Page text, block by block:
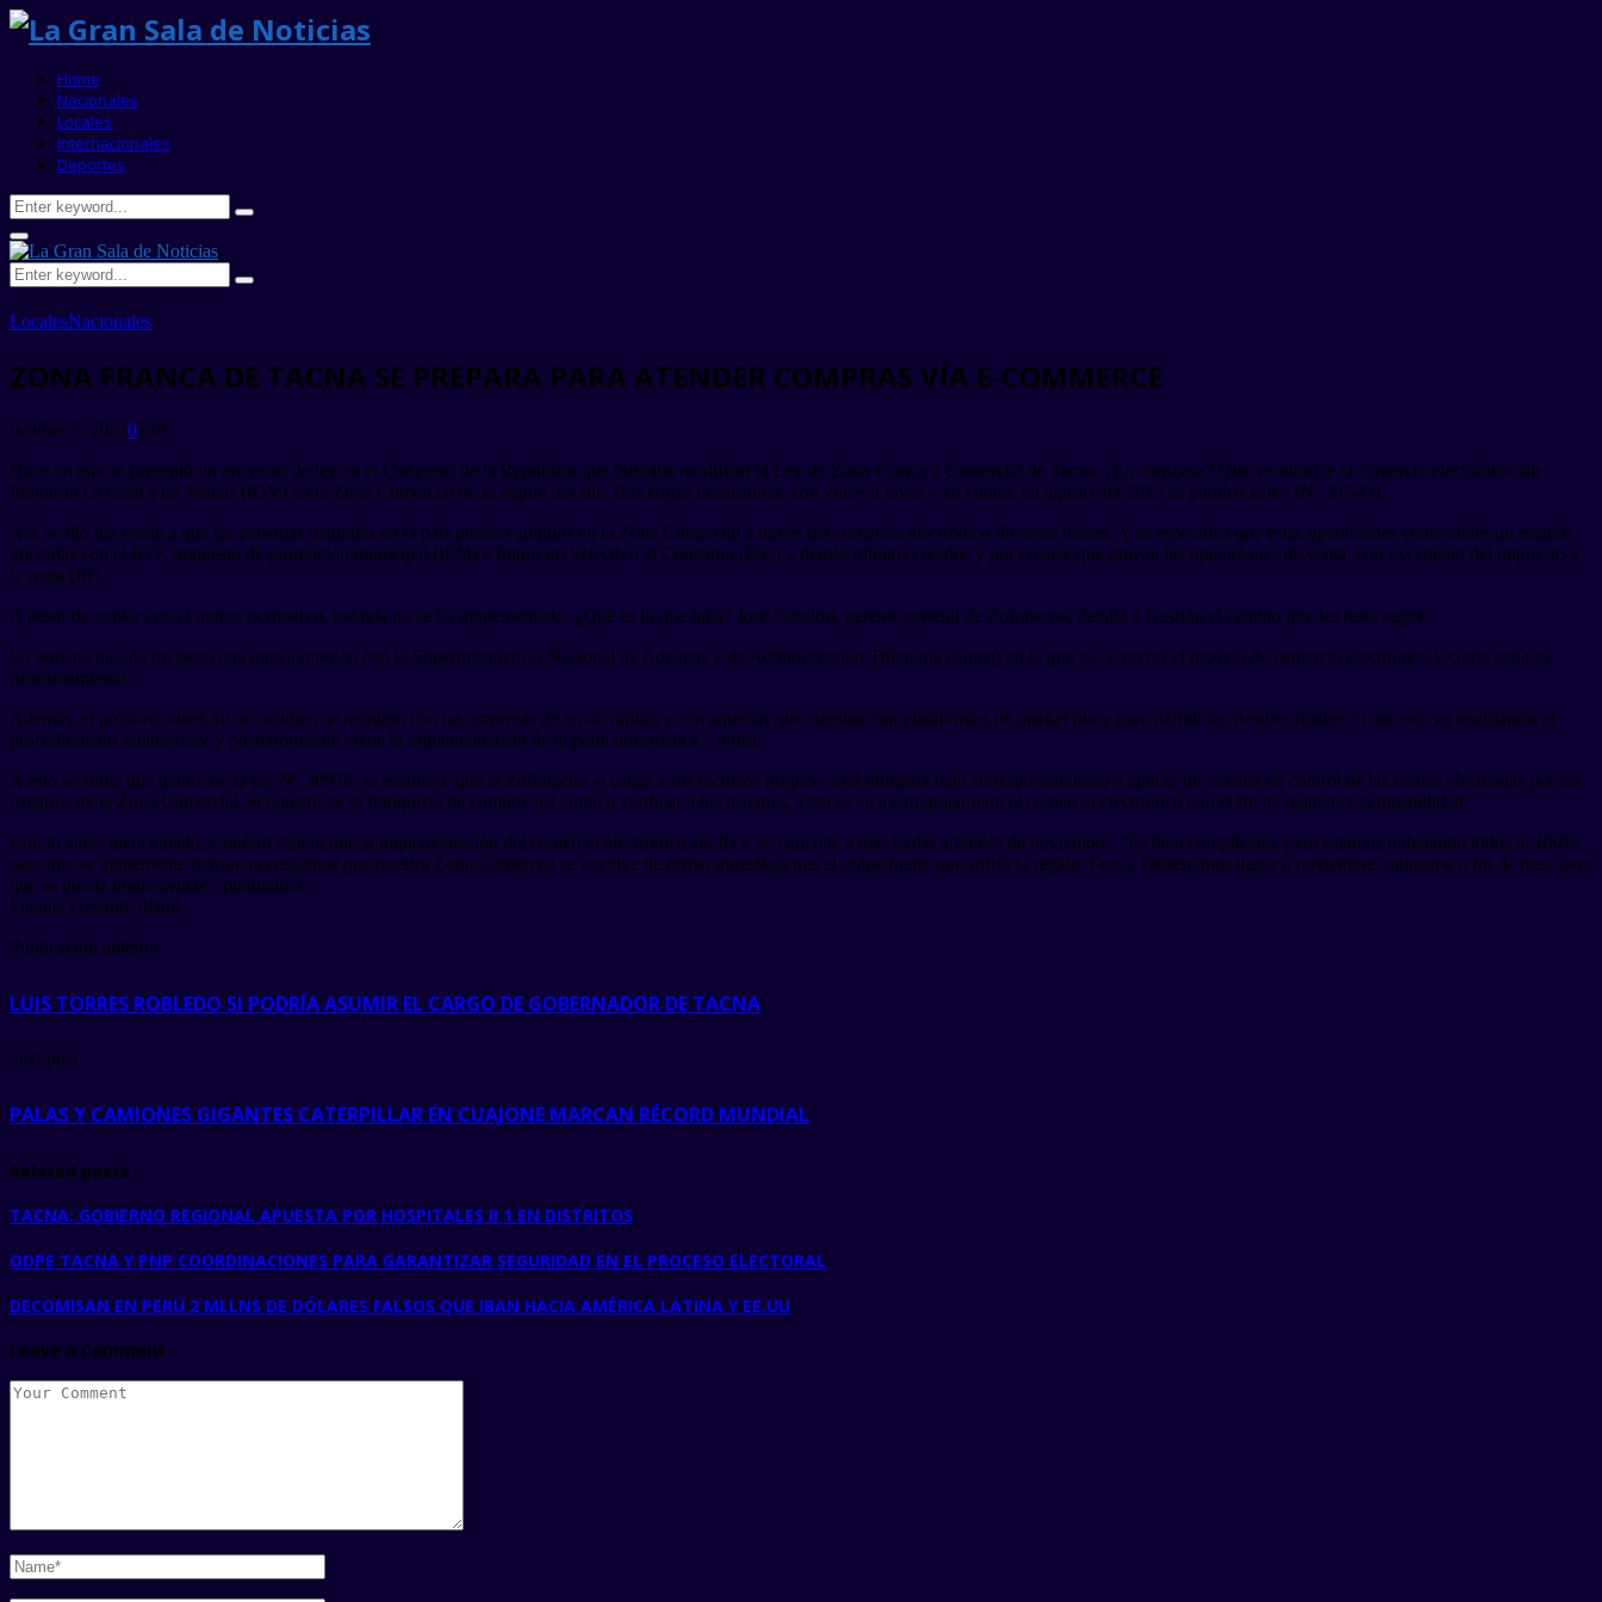
Home
Nacionales
Locales
Internacionales
Deportes
Search
for:
Search
Primary
Menu
Search
for:
Search
LocalesNacionales
ZONA FRANCA DE TACNA SE PREPARA PARA ATENDER COMPRAS VÍA E-COMMERCE
octubre 7, 20220536
Hace un año se presentó un proyecto de ley en el Congreso de la República que buscaba modificar la Ley de Zona Franca y Comercial de Tacna. ¿La consigna? Que se autorice el comercio electrónico sin
Impuesto General a las Ventas (IGV) en la Zona Comercial de la región del sur. Tras largas discusiones, con voces a favor y en contra, en agosto del 2022 se publicó la ley (N° 31543).
Así, se dio luz verde a que las personas naturales en el país pueden adquirir en la Zona Comercial a través del comercio electrónico diversos bienes. Y se especifica que estas operaciones comerciales no estarán
gravadas con el IGV, impuesto de promoción municipal (IPM) e Impuesto Selectivo al Consumo (ISC) y demás tributos creados y por crearse que gravan las operaciones de venta, con excepción del impuesto a
la renta (IR).
A pesar de contar con el marco normativo, todavía no se ha implementado. ¿Qué es lo que falta? José Condori, gerente general de Zofratacna, detalló a Gestión el camino que les resta seguir.
La semana pasada tuvieron una nueva reunión con la Superintendencia Nacional de Aduanas y de Administración Tributaria (Sunat) en la que ya se revisó el modelo de comercio electrónico y cómo sería su
funcionamiento.
Además, el próximo lunes 10 de octubre, se reunirán con las empresas de envío rápido y con aquellas que cuentan con plataformas de market place para definir los detalles finales. “Con eso, ya tendríamos el
procedimiento establecido; y posteriormente viene la implementación de la parte informática”, refirió.
A esto se suma que dentro de la ley N° 30976, se establece que la Zofratacna -a cargo a sus recursos propios- está obligada bajo su responsabilidad a aplicar un sistema de control de las ventas efectuadas por los
usuarios de la Zona Comercial, el registro de la franquicia de compra, así como a verificar a los usuarios. Esto se va a extrapolar para el comercio electrónico con el fin de mantener la trazabilidad.
Con lo antes mencionado, Condori espera que la implementación del comercio electrónico sin IGV se concrete a más tardar a finales de noviembre. “Es bien complicado, pero estamos trabajando todos al 100%
para que se implemente porque necesitamos que nuestra Zona Comercial se reactive de forma inmediata tras el golpe fuerte que sufrió la región Tacna. Deberíamos llegar a noviembre, quincena o fin de mes, para
que se pueda implementar”, puntualizó.
Fuente: Gestión/ dfsud
Publicación anterior
LUIS TORRES ROBLEDO SI PODRÍA ASUMIR EL CARGO DE GOBERNADOR DE TACNA
next post
PALAS Y CAMIONES GIGANTES CATERPILLAR EN CUAJONE MARCAN RÉCORD MUNDIAL
Related posts
TACNA: GOBIERNO REGIONAL APUESTA POR HOSPITALES II 1 EN DISTRITOS
ODPE TACNA Y PNP COORDINACIONES PARA GARANTIZAR SEGURIDAD EN EL PROCESO ELECTORAL
DECOMISAN EN PERÚ 2 MLLNS DE DÓLARES FALSOS QUE IBAN HACIA AMÉRICA LATINA Y EE.UU
Leave a Comment